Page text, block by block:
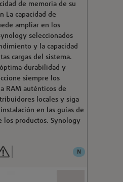
de memoria de su
La capacidad de
ampliar en los
seleccionados
y la capacidad
cargas del sistema.
durabilidad y
siempre los
RAM auténticos de
locales y siga
en las guías de
los productos. Synology
N